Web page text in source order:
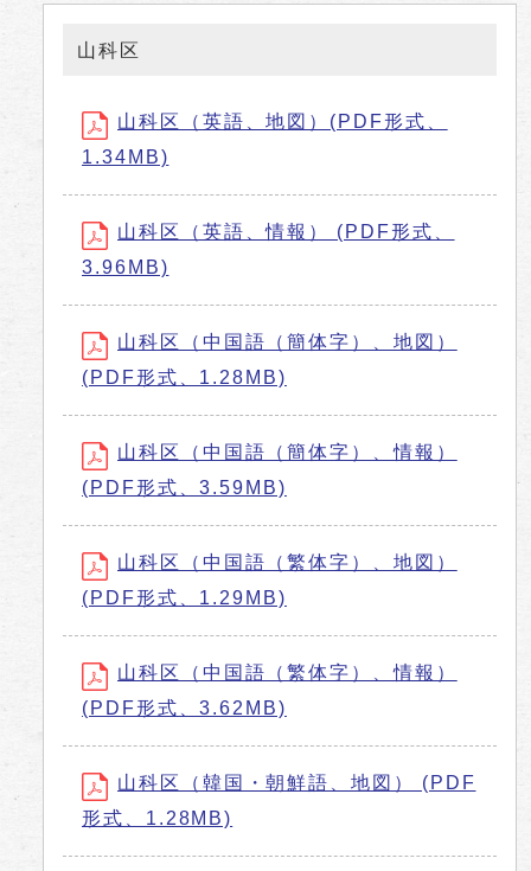
山科区
山科区（英語、地図）(PDF形式、
1.34MB)
山科区（英語、情報） (PDF形式、
3.96MB)
山科区（中国語（簡体字）、地図）
(PDF形式、1.28MB)
山科区（中国語（簡体字）、情報）
(PDF形式、3.59MB)
山科区（中国語（繁体字）、地図）
(PDF形式、1.29MB)
山科区（中国語（繁体字）、情報）
(PDF形式、3.62MB)
山科区（韓国・朝鮮語、地図） (PDF
形式、1.28MB)